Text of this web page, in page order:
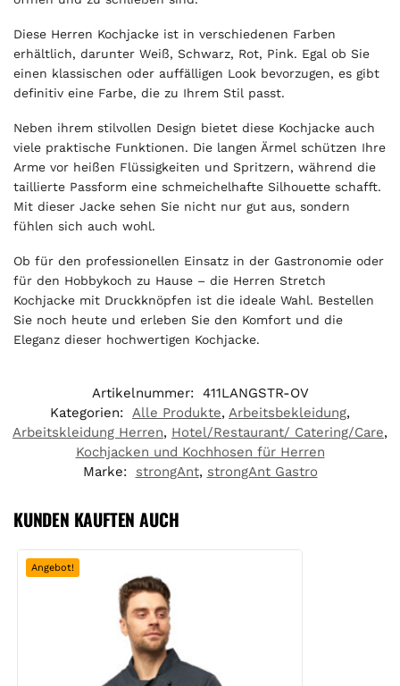
Diese Herren Kochjacke ist in verschiedenen Farben
erhältlich, darunter Weiß, Schwarz, Rot, Pink. Egal ob Sie
einen klassischen oder auffälligen Look bevorzugen, es gibt
definitiv eine Farbe, die zu Ihrem Stil passt.
Neben ihrem stilvollen Design bietet diese Kochjacke auch
viele praktische Funktionen. Die langen Ärmel schützen Ihre
Arme vor heißen Flüssigkeiten und Spritzern, während die
taillierte Passform eine schmeichelhafte Silhouette schafft.
Mit dieser Jacke sehen Sie nicht nur gut aus, sondern
fühlen sich auch wohl.
Ob für den professionellen Einsatz in der Gastronomie oder
für den Hobbykoch zu Hause – die Herren Stretch
Kochjacke mit Druckknöpfen ist die ideale Wahl. Bestellen
Sie noch heute und erleben Sie den Komfort und die
Eleganz dieser hochwertigen Kochjacke.
Artikelnummer: 411LANGSTR-OV
Kategorien: Alle Produkte, Arbeitsbekleidung,
Arbeitskleidung Herren, Hotel/Restaurant/ Catering/Care,
Kochjacken und Kochhosen für Herren
Marke:
strongAnt, strongAnt Gastro
KUNDEN KAUFTEN AUCH
Angebot!